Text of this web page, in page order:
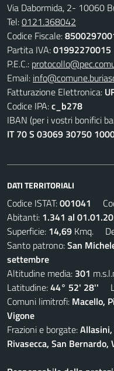
Via Dabormida, 2- 10060
Tel:0121.368042
Codice Fiscale:
Partita IVA:01992270015
P.E.C.:
Email:
Fatturazione Elettronica:
Codice IPA:c_b278
IBAN (per i vostri bonifici
IT 70 S 03069 30750
DATI TERRITORIALI
Codice ISTAT:001041
Abitanti: 1.341 al
Superficie: 14,69 Kmq.
Santo patrono:San
settembre
Altitudine media: 301
Latitudine:44° 52' 28''
Comuni limitrofi: Macello,
Vigone
Frazioni e borgate:
Rivasecca, San